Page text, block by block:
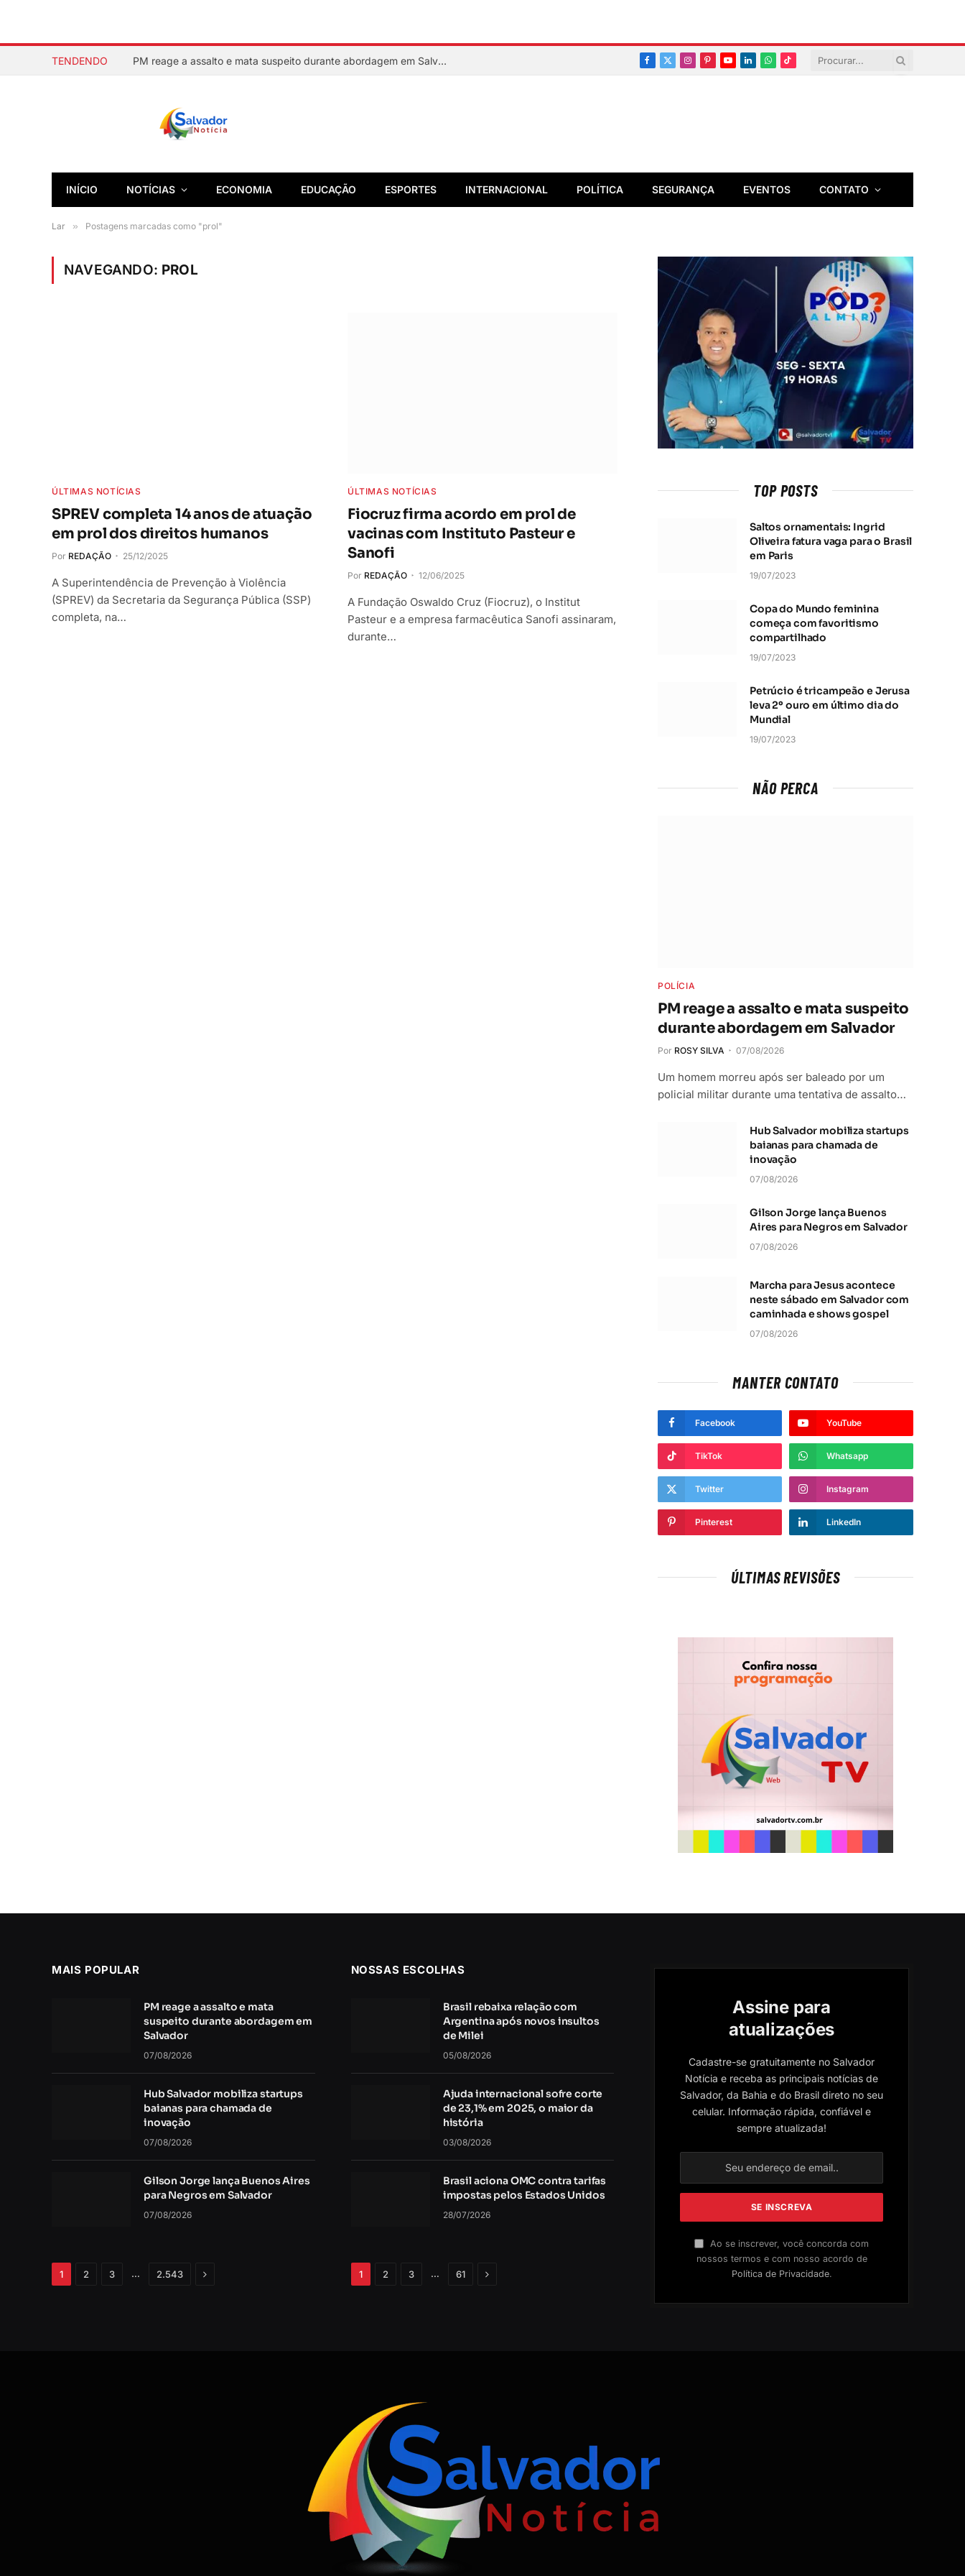
TENDENDO PM reage a assalto e mata suspeito durante abordagem em Salvador
Facebook
X
Instagram
PinterestYouTubeLinkedInWhatsapp
TikTok
INÍCIO NOTÍCIAS ECONOMIA EDUCAÇÃO ESPORTES INTERNACIONAL POLÍTICA SEGURANÇA EVENTOS CONTATO
Lar » Postagens marcadas como "prol"
NAVEGANDO: PROL
ÚLTIMAS NOTÍCIAS
SPREV completa 14 anos de atuação
em prol dos direitos humanos
Por REDAÇÃO 25/12/2025
A Superintendência de Prevenção à Violência
(SPREV) da Secretaria da Segurança Pública (SSP)
completa, na…
ÚLTIMAS NOTÍCIAS
Fiocruz firma acordo em prol de
vacinas com Instituto Pasteur e
Sanofi
Por REDAÇÃO 12/06/2025
A Fundação Oswaldo Cruz (Fiocruz), o Institut
Pasteur e a empresa farmacêutica Sanofi assinaram,
durante…
TOP POSTS
Saltos ornamentais: Ingrid
Oliveira fatura vaga para o Brasil
em Paris
19/07/2023
Copa do Mundo feminina
começa com favoritismo
compartilhado
19/07/2023
Petrúcio é tricampeão e Jerusa
leva 2º ouro em último dia do
Mundial
19/07/2023
NÃO PERCA
POLÍCIA
PM reage a assalto e mata suspeito
durante abordagem em Salvador
Por ROSY SILVA 07/08/2026
Um homem morreu após ser baleado por um
policial militar durante uma tentativa de assalto…
Hub Salvador mobiliza startups
baianas para chamada de
inovação
07/08/2026
Gilson Jorge lança Buenos
Aires para Negros em Salvador
07/08/2026
Marcha para Jesus acontece
neste sábado em Salvador com
caminhada e shows gospel
07/08/2026
MANTER CONTATO
Facebook YouTube
TikTok Whatsapp
Twitter Instagram
Pinterest LinkedIn
ÚLTIMAS REVISÕES
MAIS POPULAR
PM reage a assalto e mata
suspeito durante abordagem em
Salvador
07/08/2026
Hub Salvador mobiliza startups
baianas para chamada de
inovação
07/08/2026
Gilson Jorge lança Buenos Aires
para Negros em Salvador
07/08/2026
1 2 3 … 2.543 Próximo
NOSSAS ESCOLHAS
Brasil rebaixa relação com
Argentina após novos insultos
de Milei
05/08/2026
Ajuda internacional sofre corte
de 23,1% em 2025, o maior da
história
03/08/2026
Brasil aciona OMC contra tarifas
impostas pelos Estados Unidos
28/07/2026
1 2 3 … 61 Próximo
Assine para
atualizações
Cadastre-se gratuitamente no Salvador
Notícia e receba as principais notícias de
Salvador, da Bahia e do Brasil direto no seu
celular. Informação rápida, confiável e
sempre atualizada!
Ao se inscrever, você concorda com
nossos termos e com nosso acordo de
Política de Privacidade.